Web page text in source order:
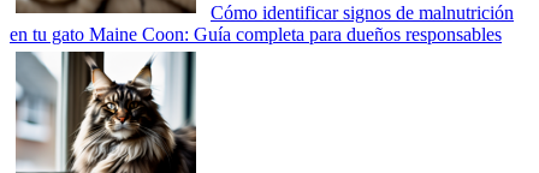
Cómo identificar signos de malnutrición
en tu gato Maine Coon: Guía completa para dueños responsables